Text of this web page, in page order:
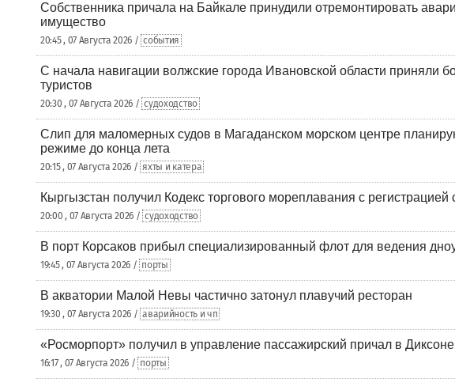
Собственника причала на Байкале принудили отремонтировать
имущество
20:45 , 07 Августа 2026 / события
С начала навигации волжские города Ивановской области приняли
туристов
20:30 , 07 Августа 2026 / судоходство
Слип для маломерных судов в Магаданском морском центре
режиме до конца лета
20:15 , 07 Августа 2026 / яхты и катера
Кыргызстан получил Кодекс торгового мореплавания с
20:00 , 07 Августа 2026 / судоходство
В порт Корсаков прибыл специализированный флот для ведения
19:45 , 07 Августа 2026 / порты
В акватории Малой Невы частично затонул плавучий ресторан
19:30 , 07 Августа 2026 / аварийность и чп
«Росморпорт» получил в управление пассажирский причал в Диксоне
16:17 , 07 Августа 2026 / порты